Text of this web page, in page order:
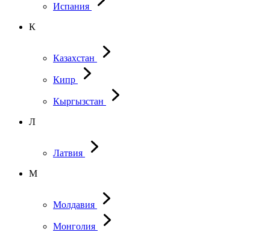
Испания
К
Казахстан
Кипр
Кыргызстан
Л
Латвия
М
Молдавия
Монголия